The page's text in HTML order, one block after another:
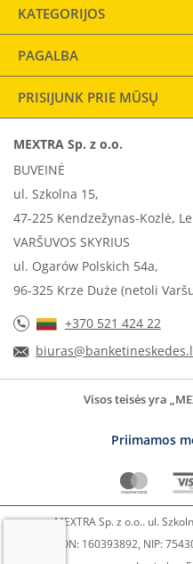
KATEGORIJOS
PAGALBA
PRISIJUNK PRIE MŪSŲ
MEXTRA Sp. z o.o.
BUVEINĖ
ul. Szkolna 15,
47-225 Kendzežynas-Kozlė,
VARŠUVOS SKYRIUS
ul. Ogarów Polskich 54a,
96-325 Krze Duże (netoli
+370 521 424 22
Visos teisės yra
Priimamos
MEXTRA Sp. z o.o.. ul.
REGON: 160393892, NIP: